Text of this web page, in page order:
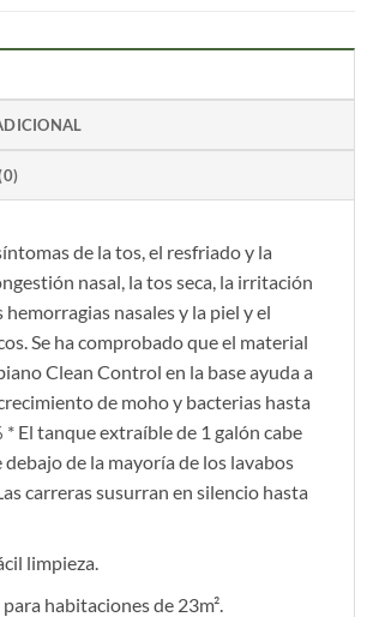
de la tos, el resfriado y la
nasal, la tos seca, la irritación
hemorragias nasales y la piel y el
Se ha comprobado que el material
Clean Control en la base ayuda a
de moho y bacterias hasta
* El tanque extraíble de 1 galón cabe
de la mayoría de los lavabos
carreras susurran en silencio hasta
limpieza.
habitaciones de 23m².